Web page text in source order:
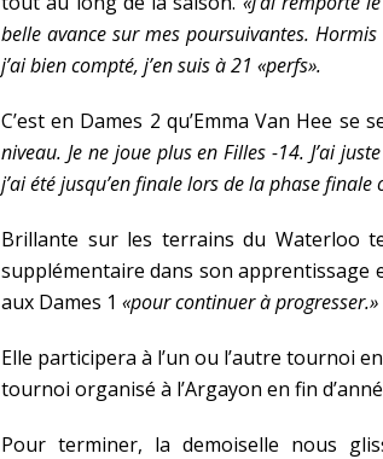
belle avance sur mes poursuivantes.
j’ai bien compté, j’en suis à 21 «perfs».
C’est en Dames 2 qu’Emma Van Hee se
niveau. Je ne joue plus en Filles -14. J’ai
j’ai été jusqu’en finale lors de la phase
Brillante sur les terrains du Waterloo
supplémentaire dans son apprentissage
aux Dames 1 «pour continuer à progresser.»
Elle participera à l’un ou l’autre tournoi
tournoi organisé à l’Argayon en fin
Pour terminer, la demoiselle nous